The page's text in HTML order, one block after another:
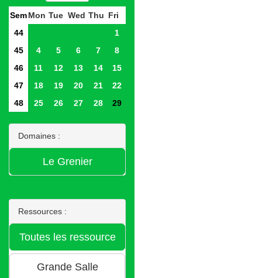
SemMon Tue Wed Thu Fri
44
1
45
4 5 6 7
8
46
11 12 13 14
15
47
18 19 20 21
22
48
25 26 27 28 29
Domaines :
Ressources :